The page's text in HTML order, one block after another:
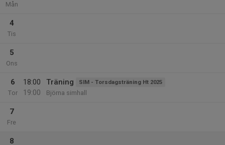
Mån
4
Tis
5
Ons
6
Tor
18:00
19:00
Träning SIM - Torsdagsträning Ht 2025
Björna simhall
7
Fre
8